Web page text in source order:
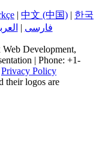
| 中文 (中国) | 한국
| فارسی
Development,
| Phone: +1-
Privacy Policy
their logos are